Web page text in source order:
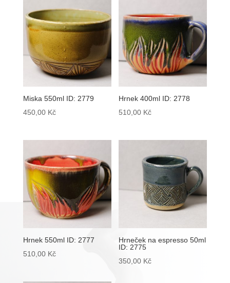
Miska 550ml ID: 2779
450,00 Kč
Hrnek 400ml ID: 2778
510,00 Kč
Hrnek 550ml ID: 2777
510,00 Kč
Hrneček na espresso 50ml
ID: 2775
350,00 Kč